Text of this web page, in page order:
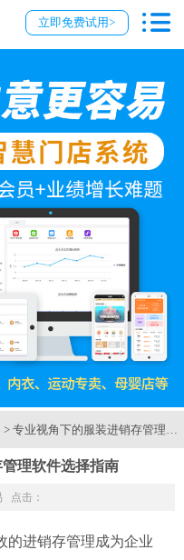
立即免费试用>
> 专业视角下的服装进销存管理软
理软件选择指南
点击：
的进销存管理成为企业